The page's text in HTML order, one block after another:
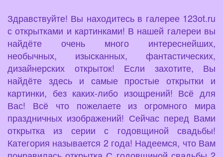
Здравствуйте! Вы находитесь в галерее 123ot.ru
с открытками и картинками! В нашей галереи вы
найдёте очень много интереснейших,
необычных, изысканных, фантастических,
дизайнерских открыток! Если захотите, Вы
найдёте здесь и самые простые открытки и
картинки, без каких-либо изощрений! Всё для
Вас! Всё что пожелаете из огромного мира
праздничных изображений! Сейчас перед Вами
открытка из серии с годовщиной свадьбы!
Категория называется 2 года! Надеемся, что Вам